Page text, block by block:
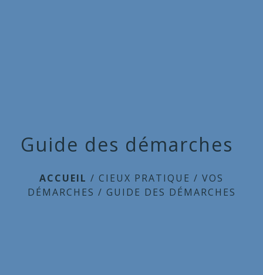
Guide des démarches
ACCUEIL / CIEUX PRATIQUE / VOS
DÉMARCHES / GUIDE DES DÉMARCHES